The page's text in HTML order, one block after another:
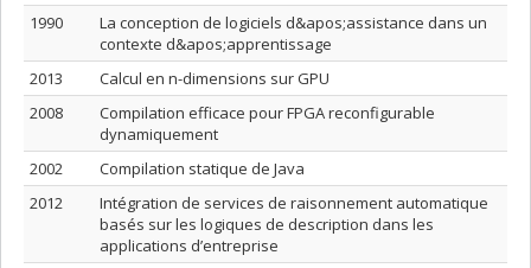
1990
La conception de logiciels d&apos;assistance dans un
contexte d&apos;apprentissage
2013
Calcul en n-dimensions sur GPU
2008
Compilation efficace pour FPGA reconfigurable
dynamiquement
2002
Compilation statique de Java
2012
Intégration de services de raisonnement automatique
basés sur les logiques de description dans les
applications d’entreprise